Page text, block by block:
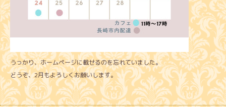
うっかり、ホームページに載せるのを忘れていました。
どうぞ、2月もよろしくお願いします。